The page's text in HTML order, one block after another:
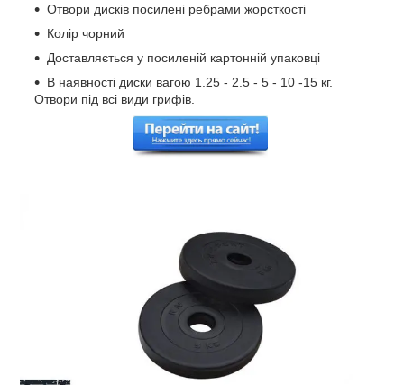
Отвори дисків посилені ребрами жорсткості
Колір чорний
Доставляється у посиленій картонній упаковці
В наявності диски вагою 1.25 - 2.5 - 5 - 10 -15 кг.
Отвори під всі види грифів.